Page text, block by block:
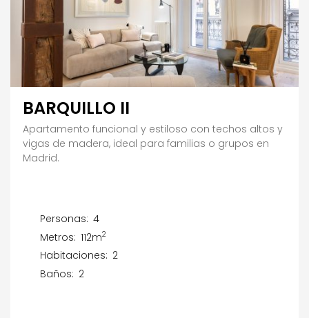
BARQUILLO II
Apartamento funcional y estiloso con techos altos y
vigas de madera, ideal para familias o grupos en
Madrid.
Personas: 4
Metros: 112m2
Habitaciones: 2
Baños: 2